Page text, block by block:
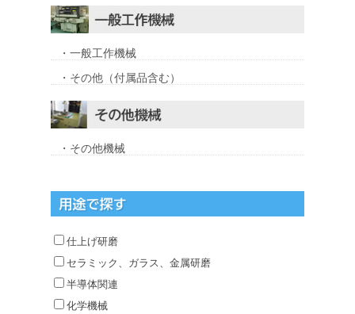
・一般工作機械
・その他（付属品含む）
・その他機械
仕上げ研磨
セラミック、ガラス、金属研磨
半導体関連
化学機械